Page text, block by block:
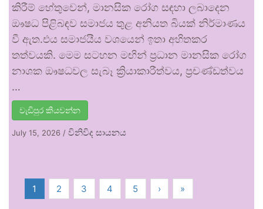
කිරීම් හේතුවෙන්, මානසික රෝග සඳහා ලබාදෙන
ඖෂධ පිළිබඳව සමාජය තුළ අනියත බියක් නිර්මාණය
වී ඇත.එය සමාජයීය වශයෙන් ඉතා අහිතකර
තත්වයකි. මෙම සටහන මඟින් ප්‍රධාන මානසික රෝග
නාශක ඖෂධවල සැබෑ ක්‍රියාකාරීත්වය, ප්‍රචණ්ඩත්වය
…
වැඩිපුර කියවන්න
July 15, 2026 / විනිවිද සායනය
1 2 3 4 5 › »